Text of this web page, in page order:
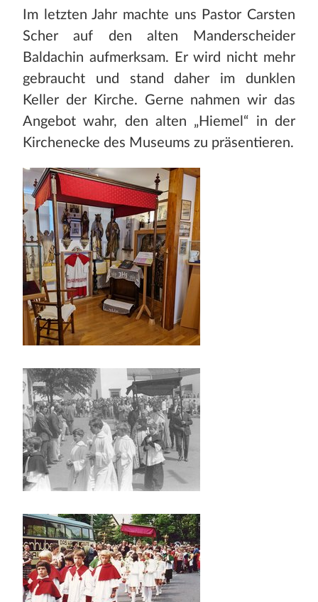
Im letzten Jahr machte uns Pastor Carsten
Scher auf den alten Manderscheider
Baldachin aufmerksam. Er wird nicht mehr
gebraucht und stand daher im dunklen
Keller der Kirche. Gerne nahmen wir das
Angebot wahr, den alten „Hiemel“ in der
Kirchenecke des Museums zu präsentieren.